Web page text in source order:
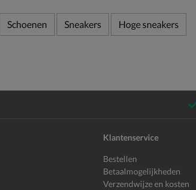
Schoenen Sneakers Hoge sneakers
Klantenservice
Bestellen
Betaalmogelijkheden
Verzendwijze en kosten